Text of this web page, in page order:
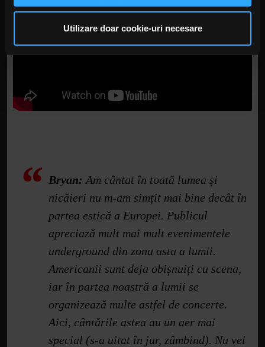
privire la modul în care folosiți site-ul nostru. Aceștia le
pot combina cu alte informații oferite de dvs. sau culese
continuați să utilizați website-ul nostru, sunteți de acord
Utilizare doar cookie-uri necesare
punk din State și cea din Europa de Est.
Bryan: Am cântat în toată lumea și
nicăieri nu m-am simțit mai bine decât în
partea estică a Europei. Publicul
apreciază mult mai mult evenimentele
underground din zona asta a lumii.
Americanii sunt deja obișnuiți cu scena,
iar în partea noastră a lumii se
organizează multe astfel de concerte.
Aici, cântările astea au un aer mai
special (s-a uitat în jur, zâmbind). Nu vei